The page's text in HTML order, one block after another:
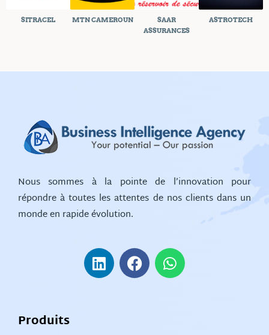
SITRACEL MTN CAMEROUN
SAAR
ASSURANCES
ASTROTECH
Nous sommes à la pointe de l’innovation pour
répondre à toutes les attentes de nos clients dans un
monde en rapide évolution.
Produits